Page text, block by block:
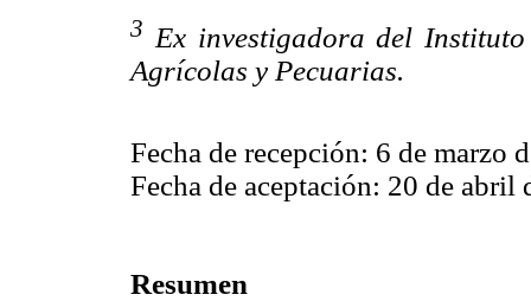
3 Ex investigadora del
Agrícolas y Pecuarias.
Fecha de recepción: 6 de marzo
Fecha de aceptación: 20 de abril
Resumen